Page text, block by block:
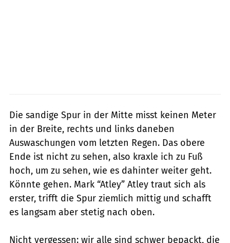
Die sandige Spur in der Mitte misst keinen Meter
in der Breite, rechts und links daneben
Auswaschungen vom letzten Regen. Das obere
Ende ist nicht zu sehen, also kraxle ich zu Fuß
hoch, um zu sehen, wie es dahinter weiter geht.
Könnte gehen. Mark “Atley” Atley traut sich als
erster, trifft die Spur ziemlich mittig und schafft
es langsam aber stetig nach oben.
Nicht vergessen: wir alle sind schwer bepackt, die